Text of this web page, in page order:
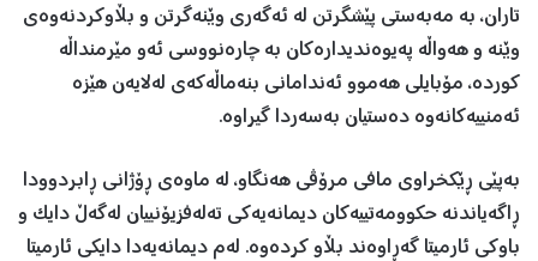
تاران، بە مەبەستی پێشگرتن لە ئەگەری وێنەگرتن و بڵاوکردنەوەی
وێنە و هەواڵە پەیوەندیدارەکان بە چارەنووسی ئەو مێرمنداڵە
کوردە، مۆبایلی هەموو ئەندامانی بنەماڵەکەی لەلایەن هێزە
ئەمنییەکانەوە دەستیان بەسەردا گیراوە.
بەپێی ڕێکخراوی مافی مرۆڤی هەنگاو، لە ماوەی ڕۆژانی ڕابردوودا
ڕاگەیاندنە حکوومەتییەکان دیمانەیەکی تەلەفزیۆنییان لەگەڵ دایک و
باوکی ئارمیتا گەڕاوەند بڵاو کردەوە. لەم دیمانەیەدا دایکی ئارمیتا